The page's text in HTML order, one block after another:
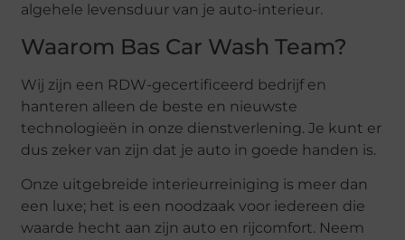
algehele levensduur van je auto-interieur.
Waarom Bas Car Wash Team?
Wij zijn een RDW-gecertificeerd bedrijf en
hanteren alleen de beste en nieuwste
technologieën in onze dienstverlening. Je kunt er
dus zeker van zijn dat je auto in goede handen is.
Onze uitgebreide interieurreiniging is meer dan
een luxe; het is een noodzaak voor iedereen die
waarde hecht aan zijn auto en rijcomfort. Neem